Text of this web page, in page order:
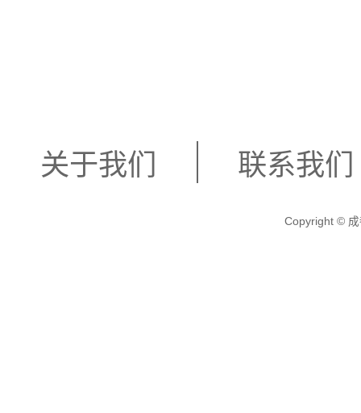
关于我们 联系我们
Copyright © 成